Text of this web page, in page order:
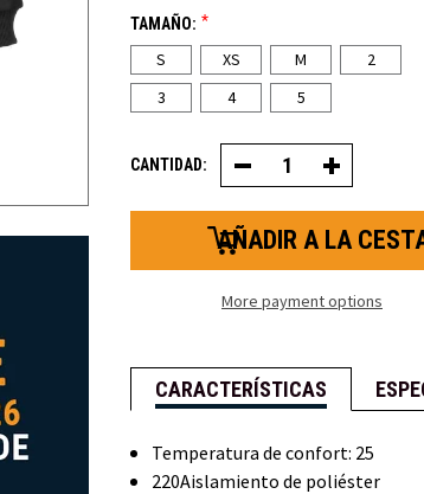
TAMAÑO: *
S XS M
2
3
4 5
CANTIDAD: Disminuir
la
cantidad
de
chaquetas
Performance
Aumentar
la
cantidad
chaquetas
Performance
Jacket
More payment options
CARACTERÍSTICAS
Temperatura de confort: 25
220Aislamiento de poliéster